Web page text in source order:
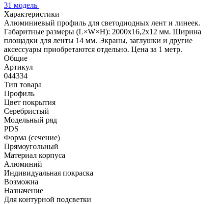
31 модель
Характеристики
Алюминиевый профиль для светодиодных лент и линеек.
Габаритные размеры (L×W×H): 2000x16,2x12 мм. Ширина
площадки для ленты 14 мм. Экраны, заглушки и другие
аксессуары приобретаются отдельно. Цена за 1 метр.
Общие
Артикул
044334
Тип товара
Профиль
Цвет покрытия
Серебристый
Модельный ряд
PDS
Форма (сечение)
Прямоугольный
Материал корпуса
Алюминий
Индивидуальная покраска
Возможна
Назначение
Для контурной подсветки